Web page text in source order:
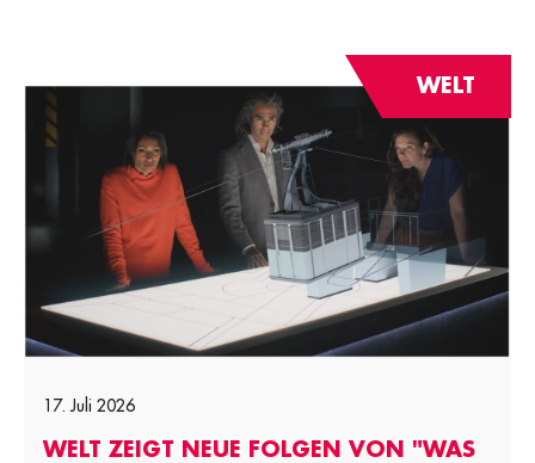
WELT
17. Juli 2026
WELT ZEIGT NEUE FOLGEN VON "WAS